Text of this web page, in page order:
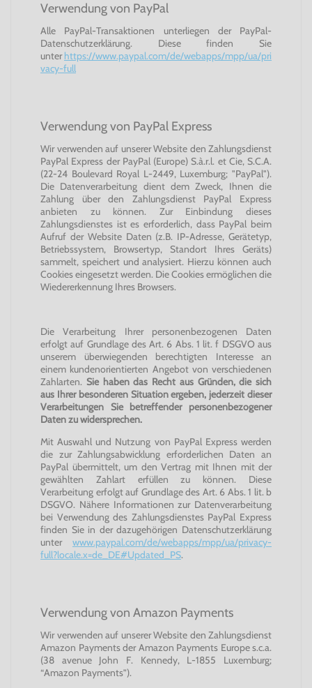
Verwendung von PayPal
Alle PayPal-Transaktionen unterliegen der PayPal-
Datenschutzerklärung. Diese finden Sie
unterhttps://www.paypal.com/de/webapps/mpp/ua/pri
vacy-full
Verwendung von PayPal Express
Wir verwenden auf unserer Website den Zahlungsdienst
PayPal Express der PayPal (Europe) S.à.r.l. et Cie, S.C.A.
(22-24 Boulevard Royal L-2449, Luxemburg; "PayPal").
Die Datenverarbeitung dient dem Zweck, Ihnen die
Zahlung über den Zahlungsdienst PayPal Express
anbieten zu können. Zur Einbindung dieses
Zahlungsdienstes ist es erforderlich, dass PayPal beim
Aufruf der Website Daten (z.B. IP-Adresse, Gerätetyp,
Betriebssystem, Browsertyp, Standort Ihres Geräts)
sammelt, speichert und analysiert. Hierzu können auch
Cookies eingesetzt werden. Die Cookies ermöglichen die
Wiedererkennung Ihres Browsers.
Die Verarbeitung Ihrer personenbezogenen Daten
erfolgt auf Grundlage des Art. 6 Abs. 1 lit. f DSGVO aus
unserem überwiegenden berechtigten Interesse an
einem kundenorientierten Angebot von verschiedenen
Zahlarten. Sie haben das Recht aus Gründen, die sich
aus Ihrer besonderen Situation ergeben, jederzeit dieser
Verarbeitungen Sie betreffender personenbezogener
Daten zu widersprechen.
Mit Auswahl und Nutzung von PayPal Express werden
die zur Zahlungsabwicklung erforderlichen Daten an
PayPal übermittelt, um den Vertrag mit Ihnen mit der
gewählten Zahlart erfüllen zu können. Diese
Verarbeitung erfolgt auf Grundlage des Art. 6 Abs. 1 lit. b
DSGVO. Nähere Informationen zur Datenverarbeitung
bei Verwendung des Zahlungsdienstes PayPal Express
finden Sie in der dazugehörigen Datenschutzerklärung
unter www.paypal.com/de/webapps/mpp/ua/privacy-
full?locale.x=de_DE#Updated_PS.
Verwendung von Amazon Payments
Wir verwenden auf unserer Website den Zahlungsdienst
Amazon Payments der Amazon Payments Europe s.c.a.
(38 avenue John F. Kennedy, L-1855 Luxemburg;
“Amazon Payments”).